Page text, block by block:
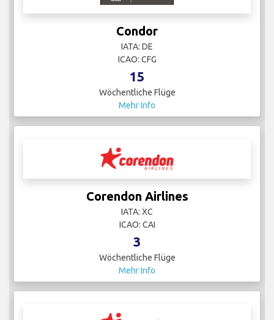
Condor
IATA: DE
ICAO: CFG
15
Wöchentliche Flüge
Mehr Info
Corendon Airlines
IATA: XC
ICAO: CAI
3
Wöchentliche Flüge
Mehr Info